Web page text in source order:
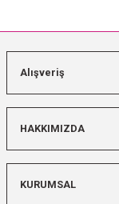
Alışveriş
HAKKIMIZDA
KURUMSAL